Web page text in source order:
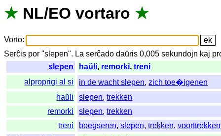
★ NL/EO vortaro ★
Vorto:
Serĉis por "slepen". La serĉado daŭris 0,005sekundojn kaj
slepen
haŭli, remorki,treni
alproprigi al si
in de wacht slepen,zich toe�igenen
haŭli
slepen,trekken
remorki
slepen,trekken
treni
boegseren,slepen,trekken,voorttrekken